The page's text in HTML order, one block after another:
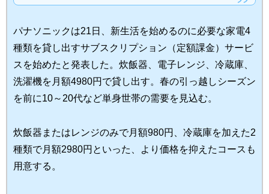
パナソニックは21日、新生活を始めるのに必要な家電4
種類を貸し出すサブスクリプション（定額課金）サービ
スを始めたと発表した。炊飯器、電子レンジ、冷蔵庫、
洗濯機を 月額4980円 で貸し出す。春の引っ越しシーズン
を前に10～20代など単身世帯の需要を見込む。
炊飯器またはレンジのみで月額980円、冷蔵庫を加えた2
種類で月額2980円といった、より価格を抑えたコースも
用意する。